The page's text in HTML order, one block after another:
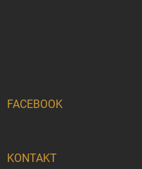
FACEBOOK
KONTAKT